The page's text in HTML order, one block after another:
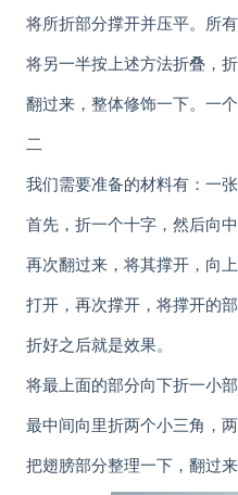
将所折部分撑开并压平。所有
将另一半按上述方法折叠，折
翻过来，整体修饰一下。一个
二
我们需要准备的材料有：一张
首先，折一个十字，然后向中
再次翻过来，将其撑开，向上
打开，再次撑开，将撑开的部
折好之后就是效果。
将最上面的部分向下折一小部
最中间向里折两个小三角，两
把翅膀部分整理一下，翻过来